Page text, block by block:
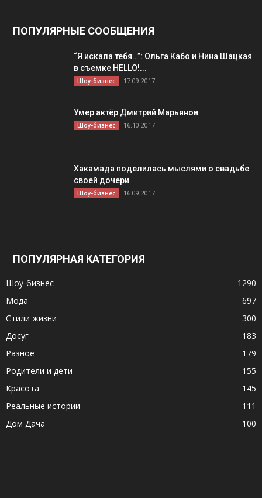
ПОПУЛЯРНЫЕ СООБЩЕНИЯ
“Я искала тебя…”: Ольга Кабо и Нина Шацкая
в съемке HELLO!...
Шоу-бизнес 17.09.2017
Умер актёр Дмитрий Марьянов
Шоу-бизнес 16.10.2017
Хакамада поделилась мыслями о свадьбе
своей дочери
Шоу-бизнес 16.09.2017
ПОПУЛЯРНАЯ КАТЕГОРИЯ
Шоу-бизнес
1290
Мода
697
Стили жизни
300
Досуг
183
Разное
179
Родители и дети
155
Красота
145
Реальные истории
111
Дом Дача
100